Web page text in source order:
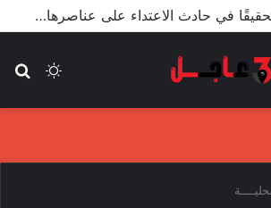
الأعور: اتفاقية ترسيم الحدود مع تركيا على طاولة النواب والاعتماد مرجّح
الوضع